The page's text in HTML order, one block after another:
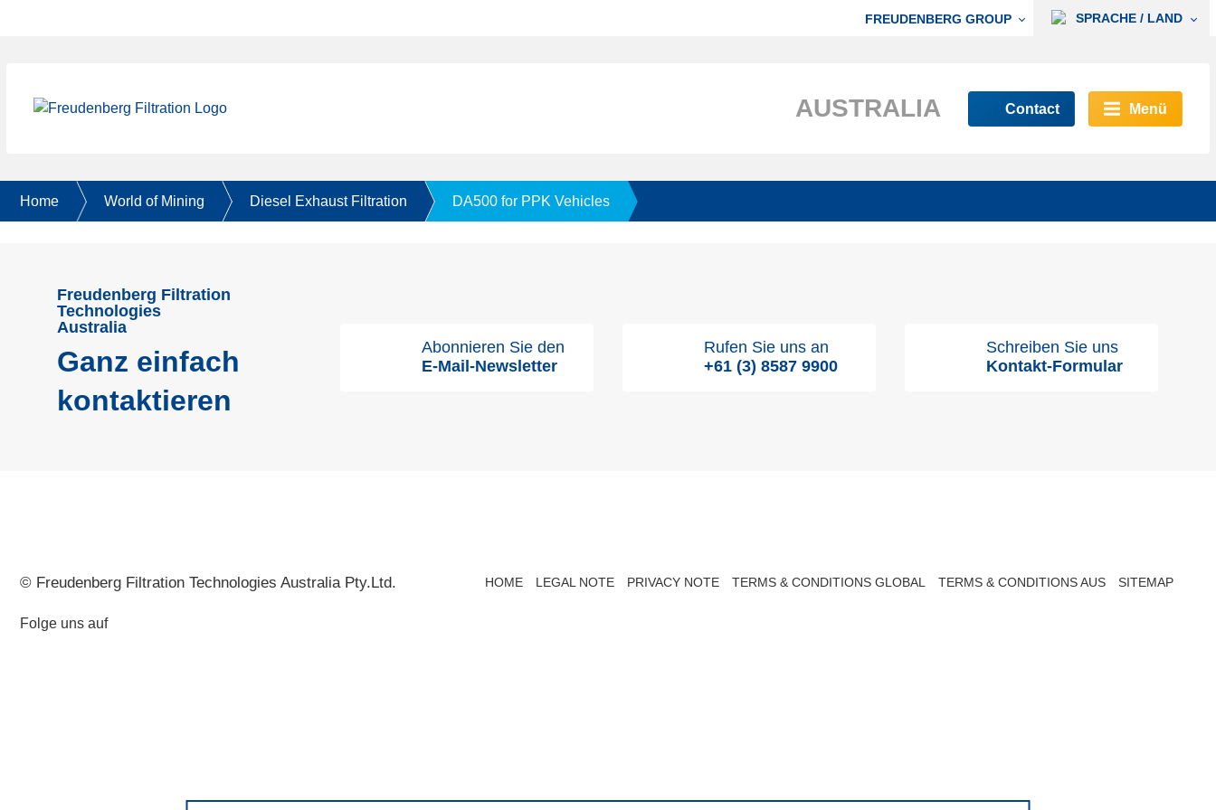
FREUDENBERG GROUP SPRACHE / LAND
AUSTRALIA Contact Menü
Home World of Mining Diesel Exhaust Filtration DA500 for PPK Vehicles
Freudenberg Filtration
Technologies
Australia
Ganz einfach
kontaktieren
Abonnieren Sie den
E-Mail-Newsletter
Rufen Sie uns an
+61 (3) 8587 9900
Schreiben Sie uns
Kontakt-Formular
© Freudenberg Filtration Technologies Australia Pty.Ltd. HOME LEGAL NOTE PRIVACY NOTE TERMS & CONDITIONS GLOBAL TERMS & CONDITIONS AUS SITEMAP
Folge uns auf